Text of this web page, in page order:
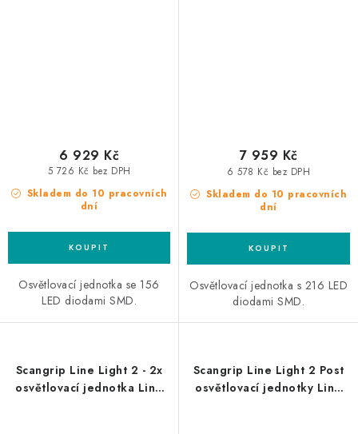
Skladem do 10 pracovních
dní
5 726 Kč bez DPH
6 929 Kč
Osvětlovací jednotka se 156
LED diodami SMD.
Skladem do 10 pracovních
dní
6 578 Kč bez DPH
7 959 Kč
Osvětlovací jednotka s 216 LED
diodami SMD.
Scangrip Line Light 2 - 2x
osvětlovací jednotka Line
Scangrip Line Light 2 Post
osvětlovací jednotky Line